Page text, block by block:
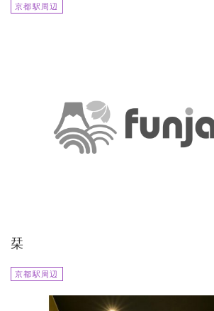
京都駅周辺
栞
京都駅周辺